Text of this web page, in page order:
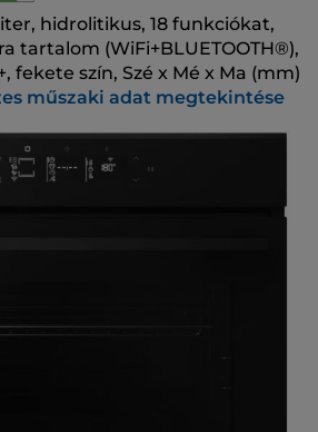
hidrolitikus, 18 funkciókat,
tartalom (WiFi+BLUETOOTH®),
fekete szín, Szé x Mé x Ma (mm)
műszaki adat megtekintése